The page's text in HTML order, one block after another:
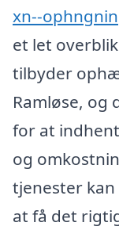
xn--
et let
tilbyder
Ramløse, og
for at
og
tjenester
at få det